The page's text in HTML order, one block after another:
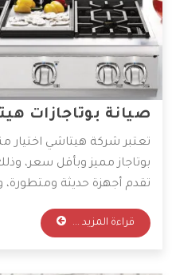
صيانة بوتاجازات
تعتبر شركة هيتاشي
بوتاجاز مميز وبأقل سعر،
تقدم أجهزة حديثة
البيع، ويعتبر الاهتمام
لنجاح الشركات، ولذلك
قراءة المزيد ...